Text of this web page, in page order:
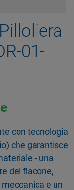
01-
con tecnologia
che garantisce
- una
del flacone,
e un